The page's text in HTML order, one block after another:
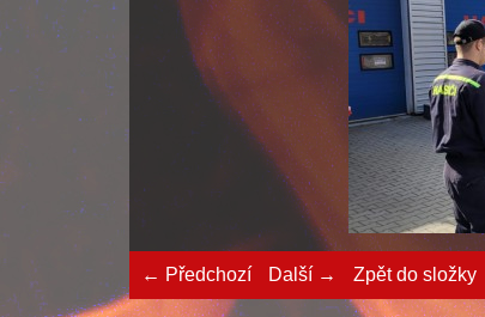
← Předchozí Další → Zpět do složky